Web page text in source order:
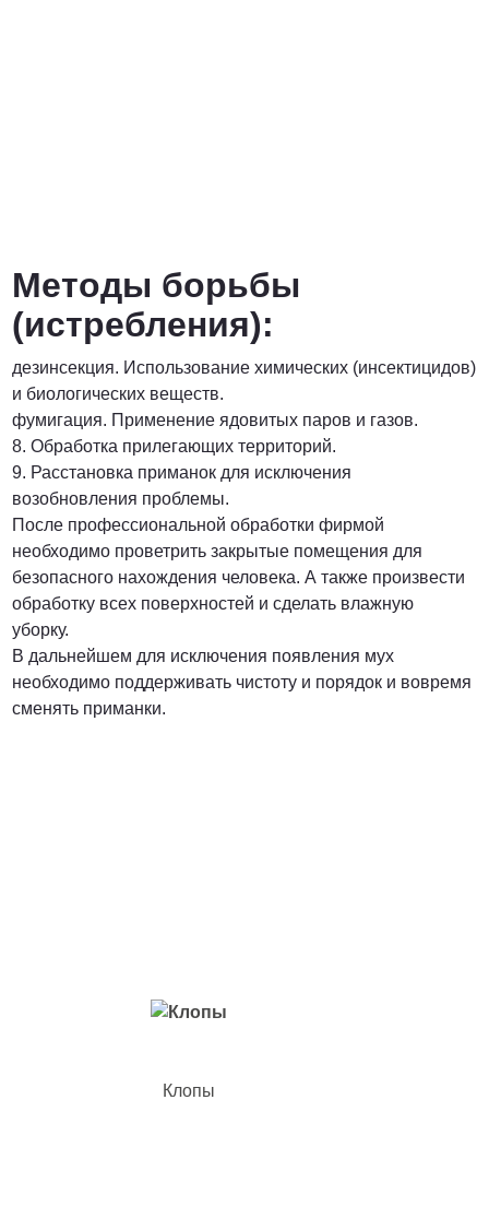
Методы борьбы
(истребления):
дезинсекция. Использование химических (инсектицидов)
и биологических веществ.
фумигация. Применение ядовитых паров и газов.
8. Обработка прилегающих территорий.
9. Расстановка приманок для исключения
возобновления проблемы.
После профессиональной обработки фирмой
необходимо проветрить закрытые помещения для
безопасного нахождения человека. А также произвести
обработку всех поверхностей и сделать влажную
уборку.
В дальнейшем для исключения появления мух
необходимо поддерживать чистоту и порядок и вовремя
сменять приманки.
Клопы